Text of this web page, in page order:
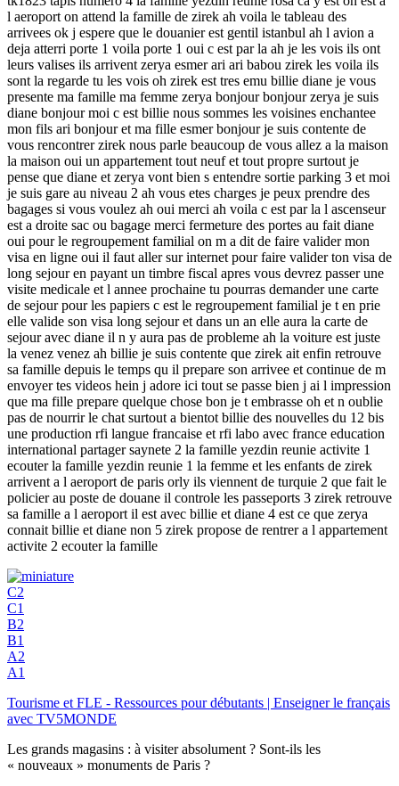
l aeroport on attend la famille de zirek ah voila le tableau des
arrivees ok j espere que le douanier est gentil istanbul ah l avion a
deja atterri porte 1 voila porte 1 oui c est par la ah je les vois ils ont
leurs valises ils arrivent zerya esmer ari ari babou zirek les voila ils
sont la regarde tu les vois oh zirek est tres emu billie diane je vous
presente ma famille ma femme zerya bonjour bonjour zerya je suis
diane bonjour moi c est billie nous sommes les voisines enchantee
mon fils ari bonjour et ma fille esmer bonjour je suis contente de
vous rencontrer zirek nous parle beaucoup de vous allez a la maison
la maison oui un appartement tout neuf et tout propre surtout je
pense que diane et zerya vont bien s entendre sortie parking 3 et moi
je suis gare au niveau 2 ah vous etes charges je peux prendre des
bagages si vous voulez ah oui merci ah voila c est par la l ascenseur
est a droite sac ou bagage merci fermeture des portes au fait diane
oui pour le regroupement familial on m a dit de faire valider mon
visa en ligne oui il faut aller sur internet pour faire valider ton visa de
long sejour en payant un timbre fiscal apres vous devrez passer une
visite medicale et l annee prochaine tu pourras demander une carte
de sejour pour les papiers c est le regroupement familial je t en prie
elle valide son visa long sejour et dans un an elle aura la carte de
sejour avec diane il n y aura pas de probleme ah la voiture est juste
la venez venez ah billie je suis contente que zirek ait enfin retrouve
sa famille depuis le temps qu il prepare son arrivee et continue de m
envoyer tes videos hein j adore ici tout se passe bien j ai l impression
que ma fille prepare quelque chose bon je t embrasse oh et n oublie
pas de nourrir le chat surtout a bientot billie des nouvelles du 12 bis
une production rfi langue francaise et rfi labo avec france education
international partager saynete 2 la famille yezdin reunie activite 1
ecouter la famille yezdin reunie 1 la femme et les enfants de zirek
arrivent a l aeroport de paris orly ils viennent de turquie 2 que fait le
policier au poste de douane il controle les passeports 3 zirek retrouve
sa famille a l aeroport il est avec billie et diane 4 est ce que zerya
connait billie et diane non 5 zirek propose de rentrer a l appartement
activite 2 ecouter la famille
C2
C1
B2
B1
A2
A1
Tourisme et FLE - Ressources pour débutants | Enseigner le français
avec TV5MONDE
Les grands magasins : à visiter absolument ? Sont-ils les
« nouveaux » monuments de Paris ?